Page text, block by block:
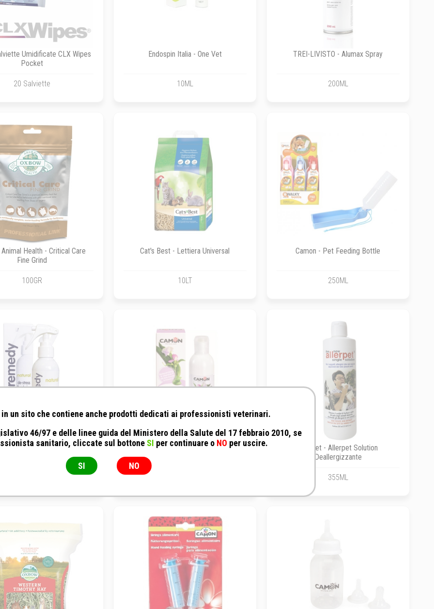
Umidificate CLX Wipes
Pocket
20 Salviette
Endospin Italia - One Vet
10ML
TREI-LIVISTO - Alumax Spray
200ML
Health - Critical Care
Fine Grind
100GR
Cat's Best - Lettiera Universal
10LT
Camon - Pet Feeding Bottle
250ML
- Pet Remedy Spray Camon - Shampoo Proteico
Allerpet - Allerpet Solution
Deallergizzante
355ML
in un sito che contiene anche prodotti dedicati ai professionisti veterinari.
46/97 e delle linee guida del Ministero della Salute del 17 febbraio 2010, se
sanitario, cliccate sul bottone SI per continuare o NO per uscire.
SI NO